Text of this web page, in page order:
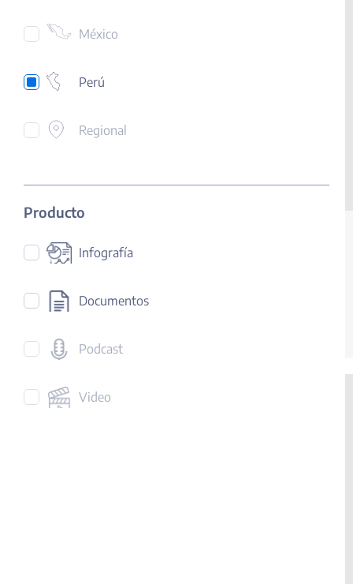
México
Perú
Regional
Producto
Infografía
Documentos
Podcast
Video